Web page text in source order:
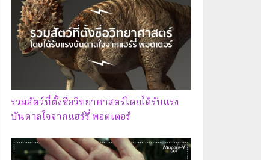
รวมสัตว์ที่ตั้งชื่อวิทยาศาสตร์โดยได้รับแรง
บันดาลใจจากแฮร์รี่ พอตเตอร์